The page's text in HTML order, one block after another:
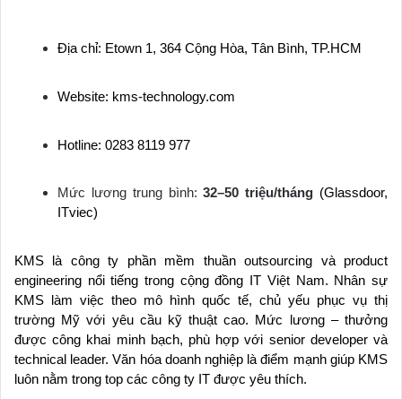
Địa chỉ: Etown 1, 364 Cộng Hòa, Tân Bình, TP.HCM
Website: kms-technology.com
Hotline: 0283 8119 977
Mức lương trung bình:32–50 triệu/tháng (Glassdoor,
ITviec)
KMS là công ty phần mềm thuần outsourcing và product
engineering nổi tiếng trong cộng đồng IT Việt Nam. Nhân sự
KMS làm việc theo mô hình quốc tế, chủ yếu phục vụ thị
trường Mỹ với yêu cầu kỹ thuật cao. Mức lương – thưởng
được công khai minh bạch, phù hợp với senior developer và
technical leader. Văn hóa doanh nghiệp là điểm mạnh giúp KMS
luôn nằm trong top các công ty IT được yêu thích.